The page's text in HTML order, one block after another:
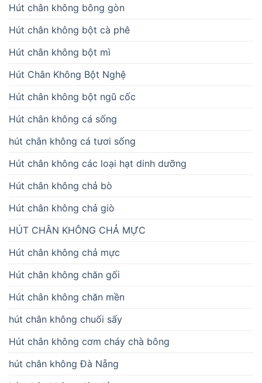
Hút chân không bông gòn
Hút chân không bột cà phê
Hút chân không bột mì
Hút Chân Không Bột Nghệ
Hút chân không bột ngũ cốc
Hút chân không cá sống
hút chân không cá tươi sống
Hút chân không các loại hạt dinh dưỡng
Hút chân không chả bò
Hút chân không chả giò
HÚT CHÂN KHÔNG CHẢ MỰC
Hút chân không chả mực
Hút chân không chăn gối
Hút chân không chăn mền
hút chân không chuối sấy
Hút chân không cơm cháy chà bông
hút chân không Đà Nẵng